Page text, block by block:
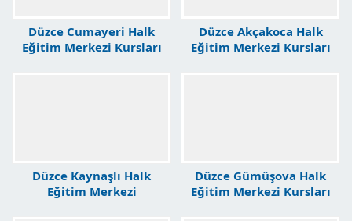
Düzce Cumayeri Halk
Eğitim Merkezi Kursları
Düzce Akçakoca Halk
Eğitim Merkezi Kursları
Düzce Kaynaşlı Halk
Eğitim Merkezi
Düzce Gümüşova Halk
Eğitim Merkezi Kursları